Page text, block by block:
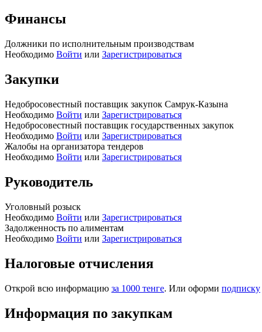
Финансы
Должники по исполнительным производствам
Необходимо Войти или Зарегистрироваться
Закупки
Недобросовестный поставщик закупок Самрук-Казына
Необходимо Войти или Зарегистрироваться
Недобросовестный поставщик государственных закупок
Необходимо Войти или Зарегистрироваться
Жалобы на организатора тендеров
Необходимо Войти или Зарегистрироваться
Руководитель
Уголовный розыск
Необходимо Войти или Зарегистрироваться
Задолженность по алиментам
Необходимо Войти или Зарегистрироваться
Налоговые отчисления
Открой всю информацию за 1000 тенге. Или оформи подписку
Информация по закупкам